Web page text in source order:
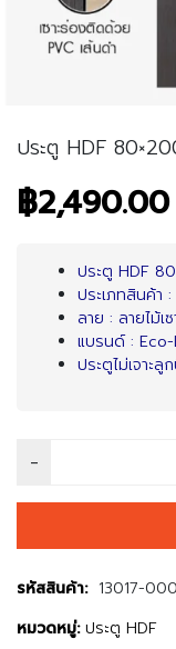
ประตู HDF
฿2,490.00
ประตู HDF
ประเภทสินค้า
ลาย : ลายไม้เ
แบรนด์ :
ประตูไม่เจาะ
รหัสสินค้า: 13017-
หมวดหมู่: ประตู HDF